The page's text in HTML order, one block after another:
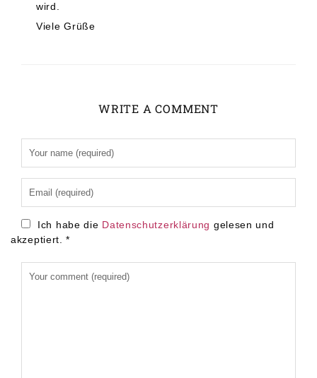
wird.
Viele Grüße
WRITE A COMMENT
Ich habe die Datenschutzerklärung gelesen und
akzeptiert.
*